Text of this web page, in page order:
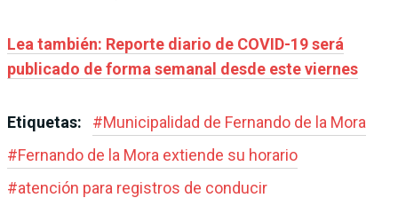
Lea también: Reporte diario de COVID-19 será
publicado de forma semanal desde este viernes
Etiquetas: #Municipalidad de Fernando de la Mora
#Fernando de la Mora extiende su horario
#atención para registros de conducir